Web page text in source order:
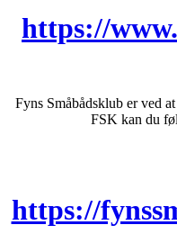
https://
Fyns Småbådsklub er ved
FSK kan du
https://